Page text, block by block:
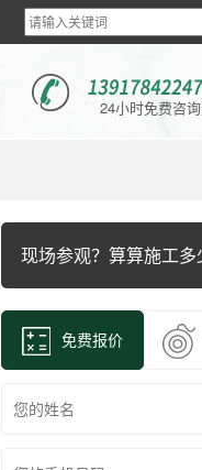
24小时免费咨
现场参观？算算施工多
免费报价